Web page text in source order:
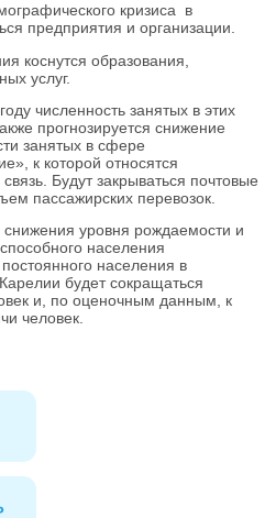
кризиса в
предприятия и организации.
коснутся образования,
услуг.
численность занятых в этих
прогнозируется снижение
занятых в сфере
к которой относятся
Будут закрываться почтовые
пассажирских перевозок.
уровня рождаемости и
населения
населения в
будет сокращаться
и, по оценочным данным, к
человек.